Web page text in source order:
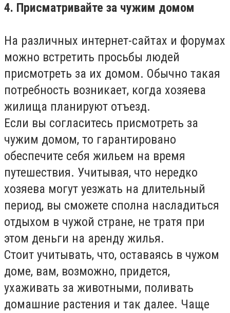
4. Присматривайте за чужим домом
На различных интернет-сайтах и форумах
можно встретить просьбы людей
присмотреть за их домом. Обычно такая
потребность возникает, когда хозяева
жилища планируют отъезд.
Если вы согласитесь присмотреть за
чужим домом, то гарантировано
обеспечите себя жильем на время
путешествия. Учитывая, что нередко
хозяева могут уезжать на длительный
период, вы сможете сполна насладиться
отдыхом в чужой стране, не тратя при
этом деньги на аренду жилья.
Стоит учитывать, что, оставаясь в чужом
доме, вам, возможно, придется,
ухаживать за животными, поливать
домашние растения и так далее. Чаще